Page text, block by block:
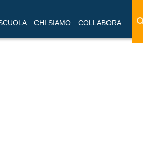
CHI SIAMO COLLABORA